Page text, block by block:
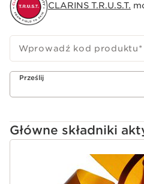
CLARINS T.R.U.S.T.
Wprowadź kod produktu*
Prześlij
Główne składniki
PRZEJDŹ DO TREŚCI